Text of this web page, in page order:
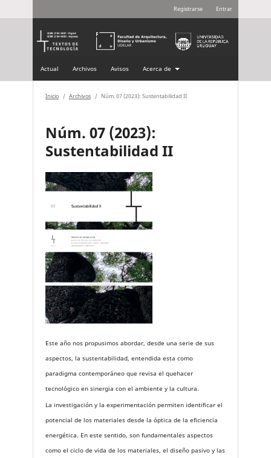
Actual Archivos Avisos Acerca de
Registrarse Entrar
Inicio / Archivos / Núm. 07 (2023): Sustentabilidad II
Núm. 07 (2023):
Sustentabilidad II
Este año nos propusimos abordar, desde una serie de sus
aspectos, la sustentabilidad, entendida esta como
paradigma contemporáneo que revisa el quehacer
tecnológico en sinergia con el ambiente y la cultura.
La investigación y la experimentación permiten identificar el
potencial de los materiales desde la óptica de la eficiencia
energética. En este sentido, son fundamentales aspectos
como el ciclo de vida de los materiales, el diseño pasivo y las